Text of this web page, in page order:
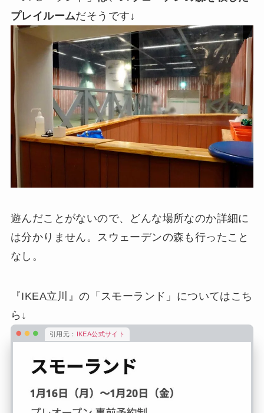
プレイルームだそうです↓
遊んだことがないので、どんな場所なのか詳細に
は分かりません。スウェーデンの森も行ったこと
なし。
『IKEA立川』の「スモーランド」についてはこち
ら↓
引用元： IKEA公式サイト